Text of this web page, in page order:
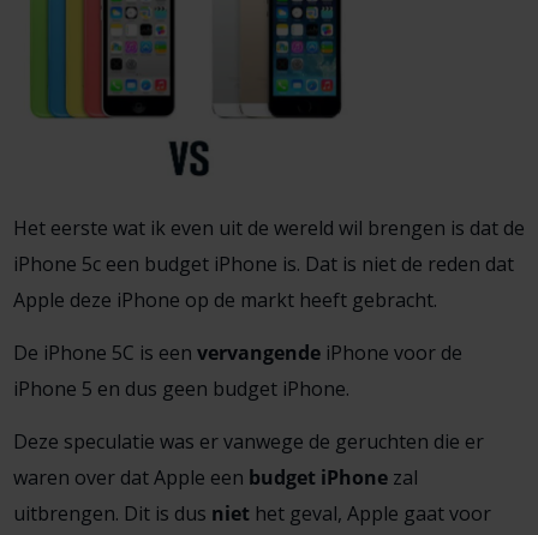
Het eerste wat ik even uit de wereld wil brengen is dat de
iPhone 5c een budget iPhone is. Dat is niet de reden dat
Apple deze iPhone op de markt heeft gebracht.
De iPhone 5C is een vervangendeiPhone voor de
iPhone 5 en dus geen budget iPhone.
Deze speculatie was er vanwege de geruchten die er
waren over dat Apple een budget iPhonezal
uitbrengen. Dit is dus niethet geval, Apple gaat voor